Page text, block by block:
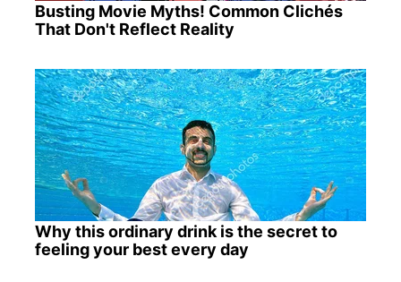
Busting Movie Myths! Common Clichés
That Don't Reflect Reality
Why this ordinary drink is the secret to
feeling your best every day